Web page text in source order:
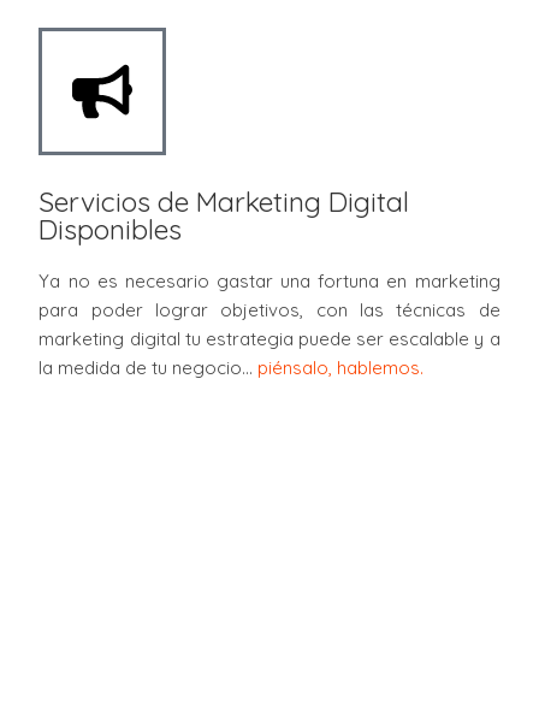
Servicios de Marketing Digital
Disponibles
Ya no es necesario gastar una fortuna en marketing
para poder lograr objetivos, con las técnicas de
marketing digital tu estrategia puede ser escalable y a
la medida de tu negocio… piénsalo, hablemos.